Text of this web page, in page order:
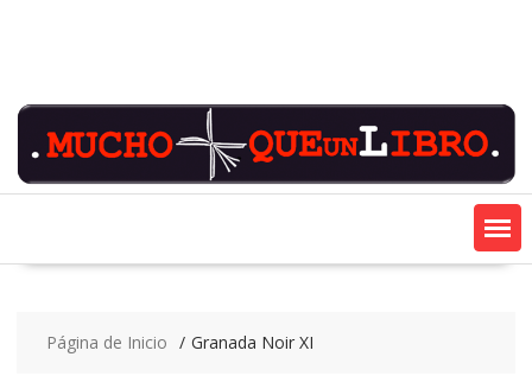
Página de Inicio Granada Noir XI